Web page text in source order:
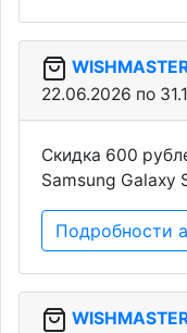
22.06.2026 по
Скидка 600
Samsung Galaxy
Подробности